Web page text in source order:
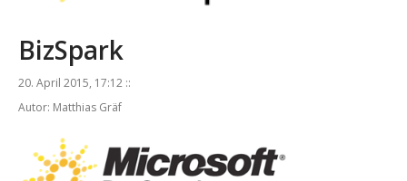
BizSpark
20. April 2015, 17:12 ::
Autor: Matthias Gräf